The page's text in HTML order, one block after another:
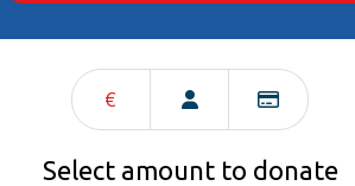
€
Select amount to donate